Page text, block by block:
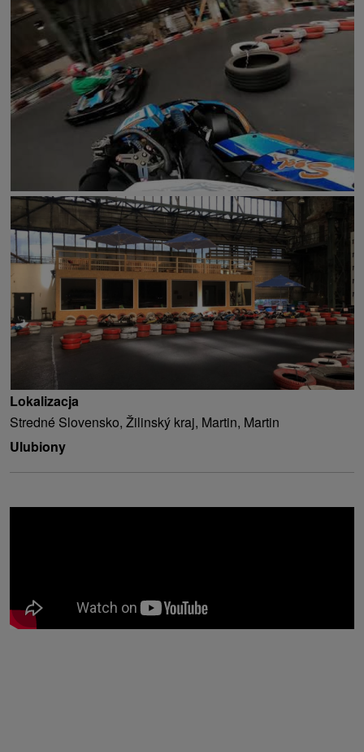
Lokalizacja
Stredné Slovensko, Žilinský kraj, Martin, Martin
Ulubiony